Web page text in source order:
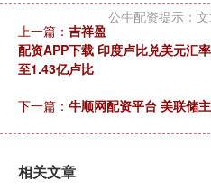
公牛配资提示：
上一篇： 吉祥盈
配资APP下载 印度卢比兑美元汇
至1.43亿卢比
下一篇： 牛顺网配资平台 美联储
相关文章